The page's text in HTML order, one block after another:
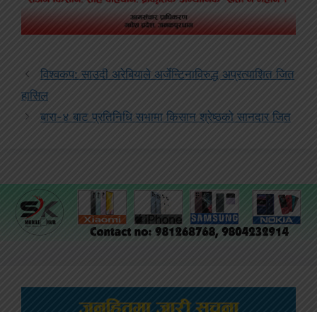
विश्वकप: साउदी अरेबियाले अर्जेन्टिनाविरुद्ध अप्रत्याशित जित
हासिल
बारा-४ बाट प्रतिनिधि सभामा किसान श्रेष्ठको सानदार जित